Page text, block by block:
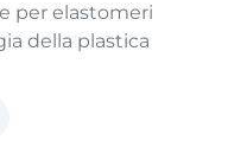
per elastomeri
della plastica